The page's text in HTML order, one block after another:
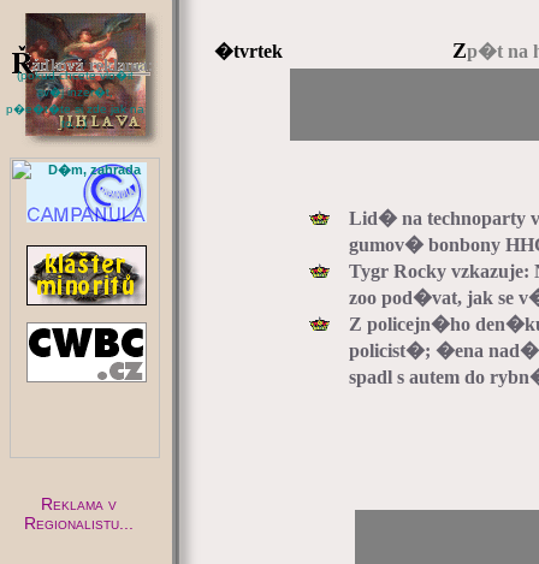
�tvrtek Zp�t na
(pokud chcete vlo�it
sv�j inzer�t,
p�e�t�te si zde jak na
to...):
Reklama v
Regionalistu...
Lid� na technoparty
gumov� bonbony
Tygr Rocky
zoo pod�vat, jak se
Z policejn�ho
policist�; �ena
spadl s autem do